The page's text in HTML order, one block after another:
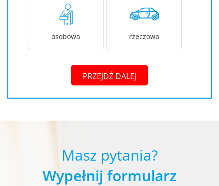
osobowa rzeczowa
PRZEJDŹ DALEJ
Masz pytania?
Wypełnij formularz